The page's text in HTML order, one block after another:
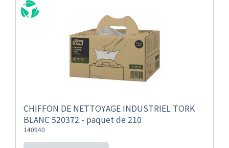
CHIFFON DE NETTOYAGE INDUSTRIEL TORK
BLANC 520372 - paquet de 210
140940